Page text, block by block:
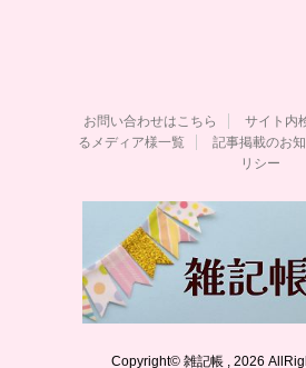
お問い合わせはこちら サイト内
るメディア様一覧
記事掲載のお
リシー
Copyright© 雑記帳 , 2026